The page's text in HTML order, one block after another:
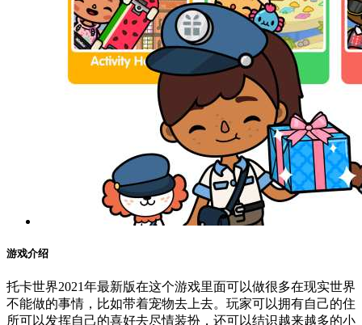
游戏介绍
托卡世界2021年最新版在这个游戏里面可以做很多在现实世界
不能做的事情，比如带着宠物去上去。玩家可以拥有自己的住
所可以发挥自己的喜好去尽情装扮，还可以结识越来越多的小